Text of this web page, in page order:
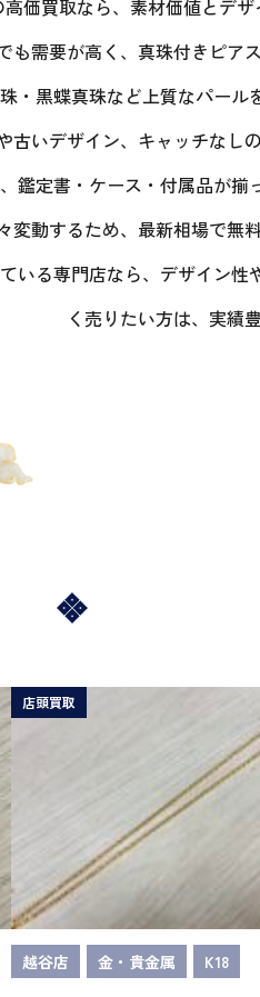
価買取なら、素材価値とデ
も需要が高く、真珠付きピア
・黒蝶真珠など上質なパー
古いデザイン、キャッチな
鑑定書・ケース・付属品が
変動するため、最新相場で無
いる専門店なら、デザイン
く売りたい方は、実績
店頭買取
越谷店 金・貴金属 K18